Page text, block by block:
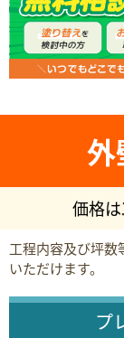
外
価格は
工程内容及び坪数
いただけます。
プ